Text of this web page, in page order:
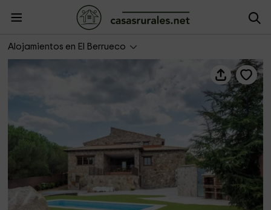
Alojamientos en El Berrueco
Parada del Berrueco